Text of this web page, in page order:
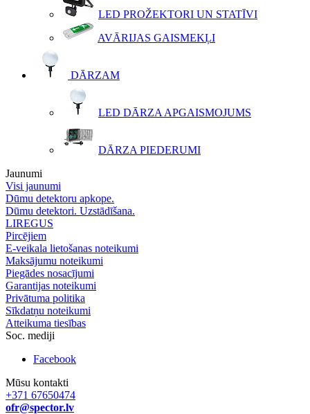
LED PROŽEKTORI UN STATĪVI
AVĀRIJAS GAISMEKĻI
DĀRZAM
LED DĀRZA APGAISMOJUMS
DĀRZA PIEDERUMI
Jaunumi
Visi jaunumi
Dūmu detektoru apkope.
Dūmu detektori. Uzstādīšana.
LIREGUS
Pircējiem
E-veikala lietošanas noteikumi
Maksājumu noteikumi
Piegādes nosacījumi
Garantijas noteikumi
Privātuma politika
Sīkdatņu noteikumi
Atteikuma tiesības
Soc. mediji
Facebook
Mūsu kontakti
+371 67650474
ofr@spector.lv